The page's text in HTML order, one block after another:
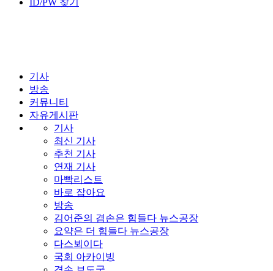
ID/PW 찾기
기사
방송
커뮤니티
자유게시판
기사
최신 기사
추천 기사
연재 기사
마빡리스트
바로 잡아요
방송
김어준의 겸손은 힘들다 뉴스공장
요약은 더 힘들다 뉴스공장
다스뵈이다
국회 아카이빙